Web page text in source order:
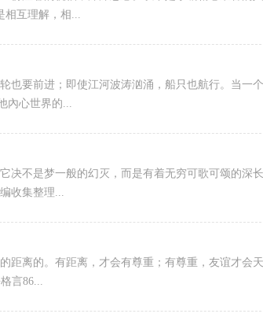
相互理解，相...
也要前进；即使江河波涛汹涌，船只也航行。当一个
內心世界的...
决不是梦一般的幻灭，而是有着无穷可歌可颂的深长
收集整理...
距离的。有距离，才会有尊重；有尊重，友谊才会天
言86...